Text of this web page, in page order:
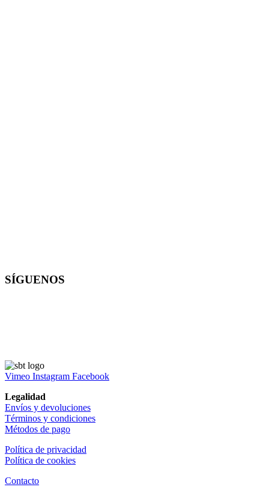
SÍGUENOS
Vimeo Instagram Facebook
Legalidad
Envíos y devoluciones
Términos y condiciones
Métodos de pago
Política de privacidad
Política de cookies
Contacto